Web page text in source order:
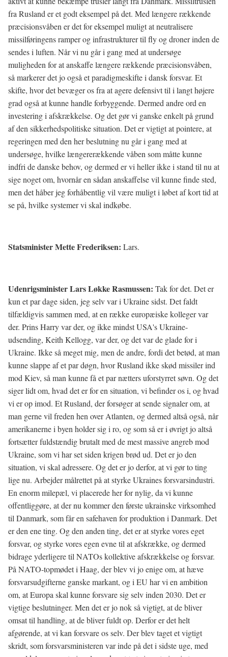
fra Rusland er et godt eksempel på det. Med længere rækkende
præcisionsvåben er det for eksempel muligt at neutralisere
missilføringens ramper og infrastrukturer til fly og droner inden de
sendes i luften. Når vi nu går i gang med at undersøge
muligheden for at anskaffe længere rækkende præcisionsvåben,
så markerer det jo også et paradigmeskifte i dansk forsvar. Et
skifte, hvor det bevæger os fra at agere defensivt til i langt højere
grad også at kunne handle forbyggende. Dermed andre ord en
investering i afskrækkelse. Og det gør vi ganske enkelt på grund
af den sikkerhedspolitiske situation. Det er vigtigt at pointere, at
regeringen med den her beslutning nu går i gang med at
undersøge, hvilke længererækkende våben som måtte kunne
indfri de danske behov, og dermed er vi heller ikke i stand til nu at
sige noget om, hvornår en sådan anskaffelse vil kunne finde sted,
men det håber jeg forhåbentlig vil være muligt i løbet af kort tid at
se på, hvilke systemer vi skal indkøbe.
Statsminister Mette Frederiksen: Lars.
Udenrigsminister Lars Løkke Rasmussen: Tak for det. Det er
kun et par dage siden, jeg selv var i Ukraine sidst. Det faldt
tilfældigvis sammen med, at en række europæiske kolleger var
der. Prins Harry var der, og ikke mindst USA's Ukraine-
udsending, Keith Kellogg, var der, og det var de glade for i
Ukraine. Ikke så meget mig, men de andre, fordi det betød, at man
kunne slappe af et par døgn, hvor Rusland ikke skød missiler ind
mod Kiev, så man kunne få et par nætters uforstyrret søvn. Og det
siger lidt om, hvad det er for en situation, vi befinder os i, og hvad
vi er op imod. Et Rusland, der forsøger at sende signaler om, at
man gerne vil freden hen over Atlanten, og dermed altså også, når
amerikanerne i byen holder sig i ro, og som så er i øvrigt jo altså
fortsætter fuldstændig brutalt med de mest massive angreb mod
Ukraine, som vi har set siden krigen brød ud. Det er jo den
situation, vi skal adressere. Og det er jo derfor, at vi gør to ting
lige nu. Arbejder målrettet på at styrke Ukraines forsvarsindustri.
En enorm milepæl, vi placerede her for nylig, da vi kunne
offentliggøre, at der nu kommer den første ukrainske virksomhed
til Danmark, som får en safehaven for produktion i Danmark. Det
er den ene ting. Og den anden ting, det er at styrke vores eget
forsvar, og styrke vores egen evne til at afskrække, og dermed
bidrage yderligere til NATOs kollektive afskrækkelse og forsvar.
På NATO-topmødet i Haag, der blev vi jo enige om, at hæve
forsvarsudgifterne ganske markant, og i EU har vi en ambition
om, at Europa skal kunne forsvare sig selv inden 2030. Det er
vigtige beslutninger. Men det er jo nok så vigtigt, at de bliver
omsat til handling, at de bliver fuldt op. Derfor er det helt
afgørende, at vi kan forsvare os selv. Der blev taget et vigtigt
skridt, som forsvarsministeren var inde på det i sidste uge, med